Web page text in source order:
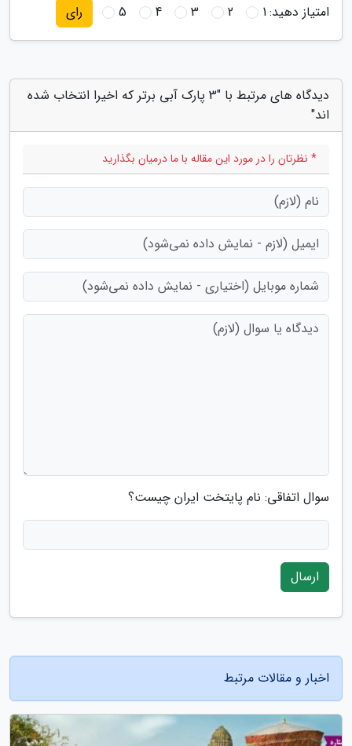
امتیاز دهید:1
2
3
4
5 رای
دیدگاه های مرتبط با "3 پارک آبی برتر که اخیرا انتخاب شده
اند"
* نظرتان را در مورد این مقاله با ما درمیان بگذارید
سوال اتفاقی: نام پایتخت ایران چیست؟
ارسال
اخبار و مقالات مرتبط